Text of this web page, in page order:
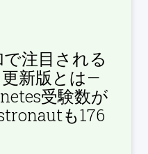
注目される
新版とは—
受験数が
も176